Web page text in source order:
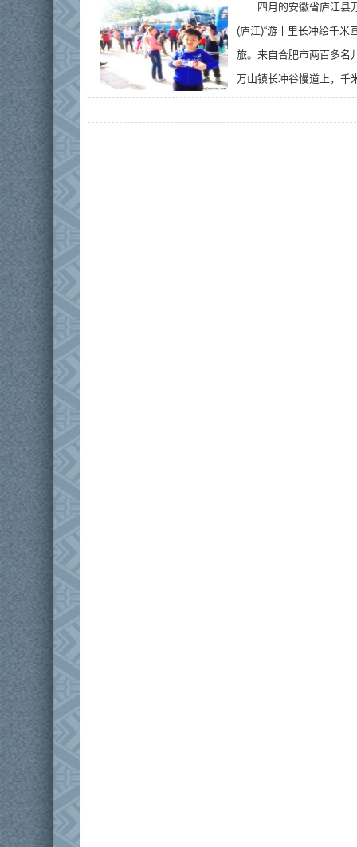
四月的安徽省庐江县
(庐江)“游十里长冲绘千米
旅。来自合肥市两百多名
万山镇长冲谷慢道上，千